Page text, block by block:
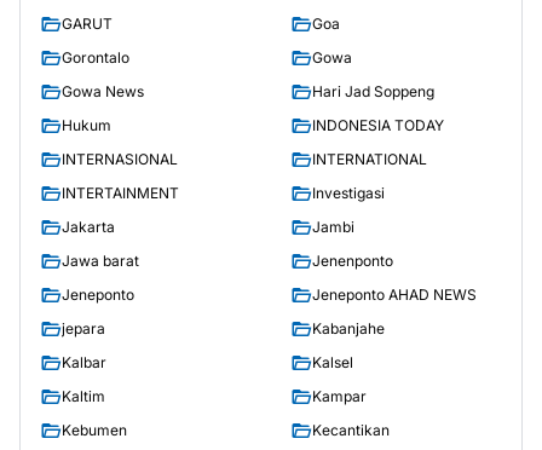
GARUT
Goa
Gorontalo
Gowa
Gowa News
Hari Jad Soppeng
Hukum
INDONESIA TODAY
INTERNASIONAL
INTERNATIONAL
INTERTAINMENT
Investigasi
Jakarta
Jambi
Jawa barat
Jenenponto
Jeneponto
Jeneponto AHAD NEWS
jepara
Kabanjahe
Kalbar
Kalsel
Kaltim
Kampar
Kebumen
Kecantikan